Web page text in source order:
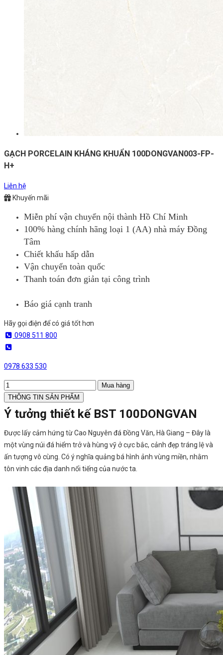
GẠCH PORCELAIN KHÁNG KHUẨN 100DONGVAN003-FP-
H+
Liên hệ
Khuyến mãi
Miễn phí vận chuyển nội thành Hồ Chí Minh
100% hàng chính hãng loại 1 (AA) nhà máy Đồng
Tâm
Chiết khấu hấp dẫn
Vận chuyển toàn quốc
Thanh toán đơn giản tại công trình
Báo giá cạnh tranh
Hãy gọi điện để có giá tốt hơn
0908 511 800
0978 633 530
Mua hàng
THÔNG TIN SẢN PHẨM
Ý tưởng thiết kế BST 100DONGVAN
Được lấy cảm hứng từ Cao Nguyên đá Đồng Văn, Hà Giang – Đây là
một vùng núi đá hiểm trở và hùng vỹ ở cực bắc, cảnh đẹp tráng lệ và
ấn tượng vô cùng. Có ý nghĩa quảng bá hình ảnh vùng miền, nhằm
tôn vinh các địa danh nổi tiếng của nước ta.